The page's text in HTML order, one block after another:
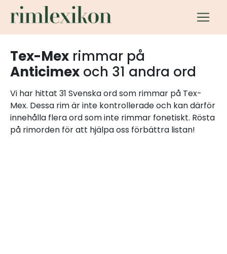
Tex-Mex rimmar på
Anticimex och 31 andra ord
Vi har hittat 31 Svenska ord som rimmar på Tex-
Mex. Dessa rim är inte kontrollerade och kan därför
innehålla flera ord som inte rimmar fonetiskt. Rösta
på rimorden för att hjälpa oss förbättra listan!